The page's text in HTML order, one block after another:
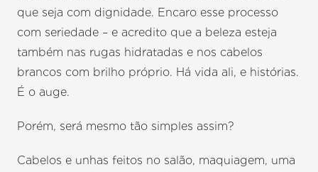
que seja com dignidade. Encaro esse processo
com seriedade – e acredito que a beleza esteja
também nas rugas hidratadas e nos cabelos
brancos com brilho próprio. Há vida ali, e histórias.
É o auge.
Porém, será mesmo tão simples assim?
Cabelos e unhas feitos no salão, maquiagem, uma